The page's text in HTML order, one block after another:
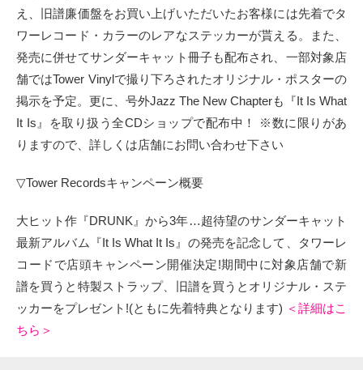
え、旧譜廉価盤をお買い上げいただいたお客様には先着でタ
ワーレコード・カラーのレアなステッカーが貰える。また、
発売に併せてサンダーキャット冊子も配布され、一部対象店
舗ではTower Vinylで撮り下ろされたオリジナル・ポスターの
掲示を予定。更に、号外Jazz The New Chapterも『It Is What
It Is』を取り扱う全CDショップで配布中！ ※数に限りがあ
りますので、詳しくは店舗にお問い合わせ下さい
▽Tower Recordsキャンペーン概要
大ヒット作『DRUNK』から3年…超待望のサンダーキャット
最新アルバム『It Is What It Is』の発売を記念して、タワーレ
コードで店頭キャンペーン開催決定!期間中に対象店舗で新
譜を買うと特製ストラップ、旧譜を買うとオリジナル・ステ
ッカーをプレゼント!(ともに先着特典となります) ＜詳細はこ
ちら＞